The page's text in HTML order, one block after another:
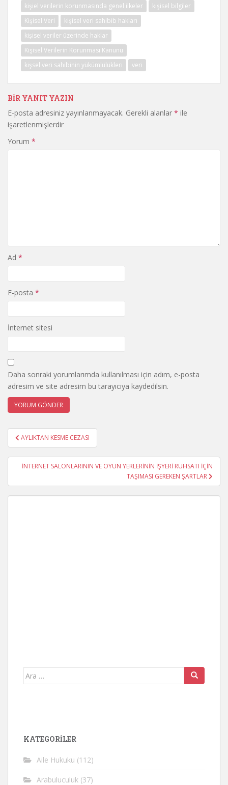
kişiel verilerin korunmasında genel ilkeler
kişisel bilgiler
Kişisel Veri
kişisel veri sahibib hakları
kişisel veriler üzerinde haklar
Kişisel Verilerin Korunması Kanunu
kişsel veri sahibinin yükümlülükleri
veri
BIR YANIT YAZIN
E-posta adresiniz yayınlanmayacak. Gerekli alanlar * ile
işaretlenmişlerdir
Yorum *
Ad *
E-posta *
İnternet sitesi
Daha sonraki yorumlarımda kullanılması için adım, e-posta
adresim ve site adresim bu tarayıcıya kaydedilsin.
Yazı
gezinmesi
AYLIKTAN KESME CEZASI
İNTERNET SALONLARININ VE OYUN YERLERİNİN İŞYERİ RUHSATI İÇİN
TAŞIMASI GEREKEN ŞARTLAR
Arama
KATEGORİLER
Aile Hukuku (112)
Arabuluculuk (37)